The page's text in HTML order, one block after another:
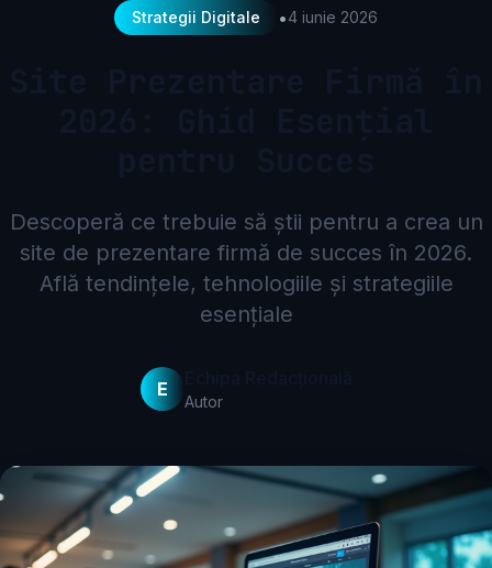
Strategii Digitale •4 iunie 2026
Descoperă ce trebuie să știi pentru a crea un
site de prezentare firmă de succes în 2026.
Află tendințele, tehnologiile și strategiile
esențiale
E
Autor